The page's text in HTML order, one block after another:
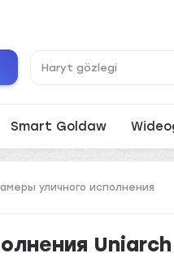
Smart Goldaw
уличного исполнения